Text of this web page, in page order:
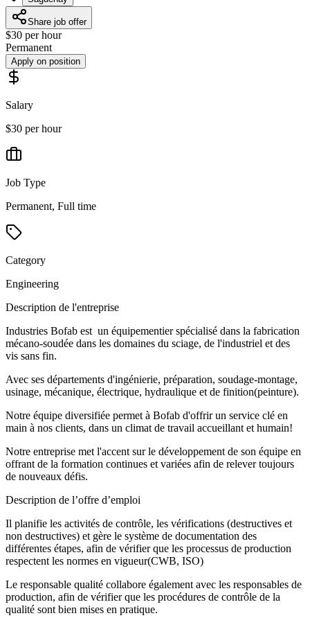
Share job offer
$30 per hour
Permanent
Apply on position
Salary
$30 per hour
Job Type
Permanent, Full time
Category
Engineering
Description de l'entreprise
Industries Bofab est un équipementier spécialisé dans la fabrication
mécano-soudée dans les domaines du sciage, de l'industriel et des
vis sans fin.
Avec ses départements d'ingénierie, préparation, soudage-montage,
usinage, mécanique, électrique, hydraulique et de finition(peinture).
Notre équipe diversifiée permet à Bofab d'offrir un service clé en
main à nos clients, dans un climat de travail accueillant et humain!
Notre entreprise met l'accent sur le développement de son équipe en
offrant de la formation continues et variées afin de relever toujours
de nouveaux défis.
Description de l’offre d’emploi
Il planifie les activités de contrôle, les vérifications (destructives et
non destructives) et gère le système de documentation des
différentes étapes, afin de vérifier que les processus de production
respectent les normes en vigueur(CWB, ISO)
Le responsable qualité collabore également avec les responsables de
production, afin de vérifier que les procédures de contrôle de la
qualité sont bien mises en pratique.